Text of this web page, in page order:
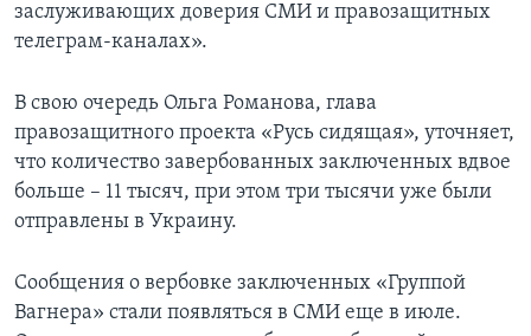
заслуживающих доверия СМИ и правозащитных
телеграм-каналах».
В свою очередь Ольга Романова, глава
правозащитного проекта «Русь сидящая», уточняет,
что количество завербованных заключенных вдвое
больше – 11 тысяч, при этом три тысячи уже были
отправлены в Украину.
Сообщения о вербовке заключенных «Группой
Вагнера» стали появляться в СМИ еще в июле.